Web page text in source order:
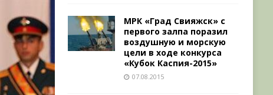
МРК «Град Свияжск» с
первого залпа поразил
воздушную и морскую
цели в ходе конкурса
«Кубок Каспия-2015»
07.08.2015